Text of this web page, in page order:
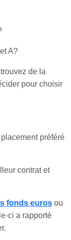
A?
de la
pour choisir
placement préféré
contrat et
fonds euros ou
ci a rapporté